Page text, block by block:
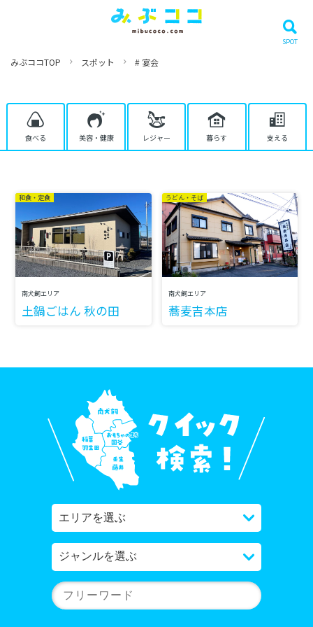
みぶココTOP スポット # 宴会
食べる 美容・健康 レジャー 暮らす 支える
和食・定食
南犬飼エリア
土鍋ごはん 秋の田
うどん・そば
南犬飼エリア
蕎麦吉本店